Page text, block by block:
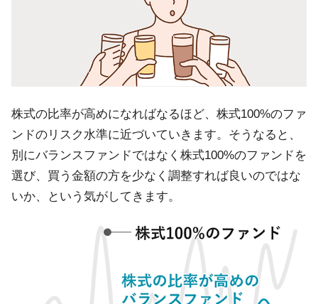
株式の比率が高めになればなるほど、株式100%のファ
ンドのリスク水準に近づいていきます。そうなると、
別にバランスファンドではなく株式100%のファンドを
選び、買う金額の方を少なく調整すれば良いのではな
いか、という気がしてきます。